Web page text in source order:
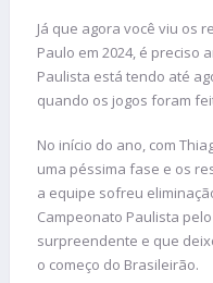
Já que agora você viu os
Paulo em 2024, é preciso
Paulista está tendo até
quando os jogos foram
No início do ano, com
uma péssima fase e os
a equipe sofreu
Campeonato Paulista
surpreendente e que
o começo do Brasileirão.